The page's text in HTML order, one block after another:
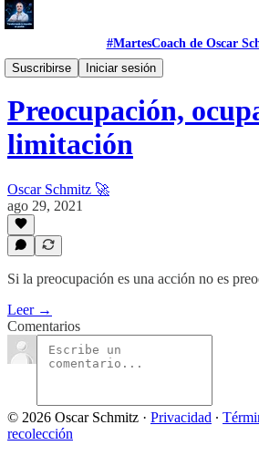
#MartesCoach de Oscar
Suscribirse
Iniciar sesión
#Proposito
Preocupación,
limitación
Oscar Schmitz 🚀
ago 29, 2021
Si la preocupación es una acción no es
Leer →
Comentarios
© 2026 Oscar Schmitz · Privacidad ∙
recolección